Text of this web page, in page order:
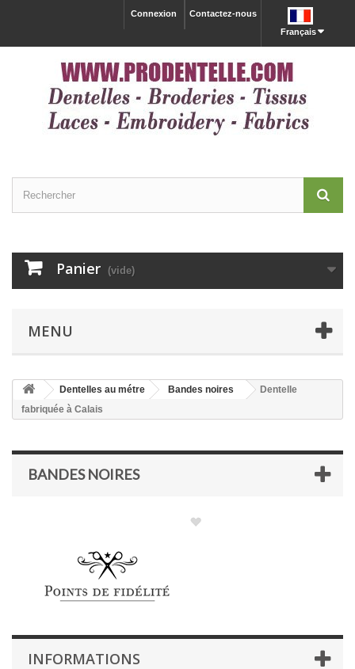
Français
Contactez-nous
Connexion
Panier (vide)
MENU
Dentelles au métre Bandes noires
Dentelle
fabriquée à Calais
BANDES NOIRES
INFORMATIONS